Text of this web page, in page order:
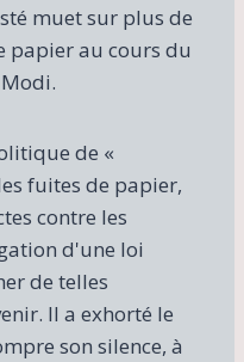
muet sur plus de
papier au cours du
de «
fuites de papier,
contre les
d'une loi
de telles
Il a exhorté le
son silence, à